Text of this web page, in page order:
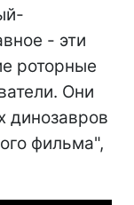
- эти
роторные
Они
динозавров
фильма",